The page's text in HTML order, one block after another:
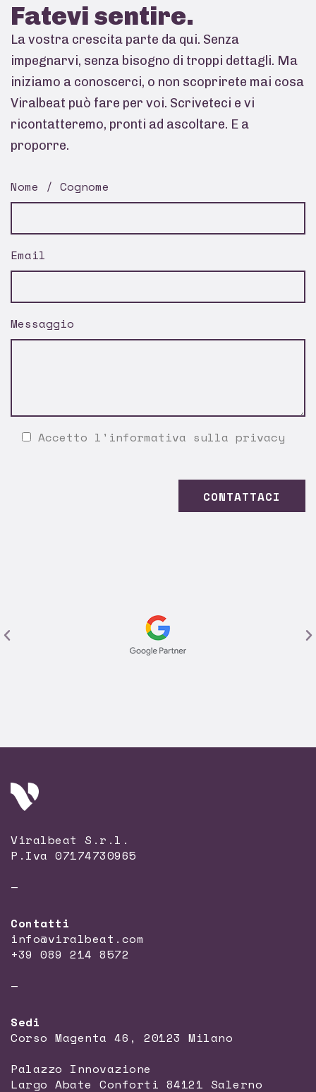
Fatevi sentire.
La vostra crescita parte da qui. Senza
impegnarvi, senza bisogno di troppi dettagli. Ma
iniziamo a conoscerci, o non scoprirete mai cosa
Viralbeat può fare per voi. Scriveteci e vi
ricontatteremo, pronti ad ascoltare. E a
proporre.
Nome / Cognome
Email
Messaggio
Accetto l' informativa sulla privacy
Viralbeat S.r.l.
P.Iva 07174730965
—
Contatti
info@viralbeat.com
+39 089 214 8572
—
Sedi
Corso Magenta 46, 20123 Milano
Palazzo Innovazione
Largo Abate Conforti 84121 Salerno